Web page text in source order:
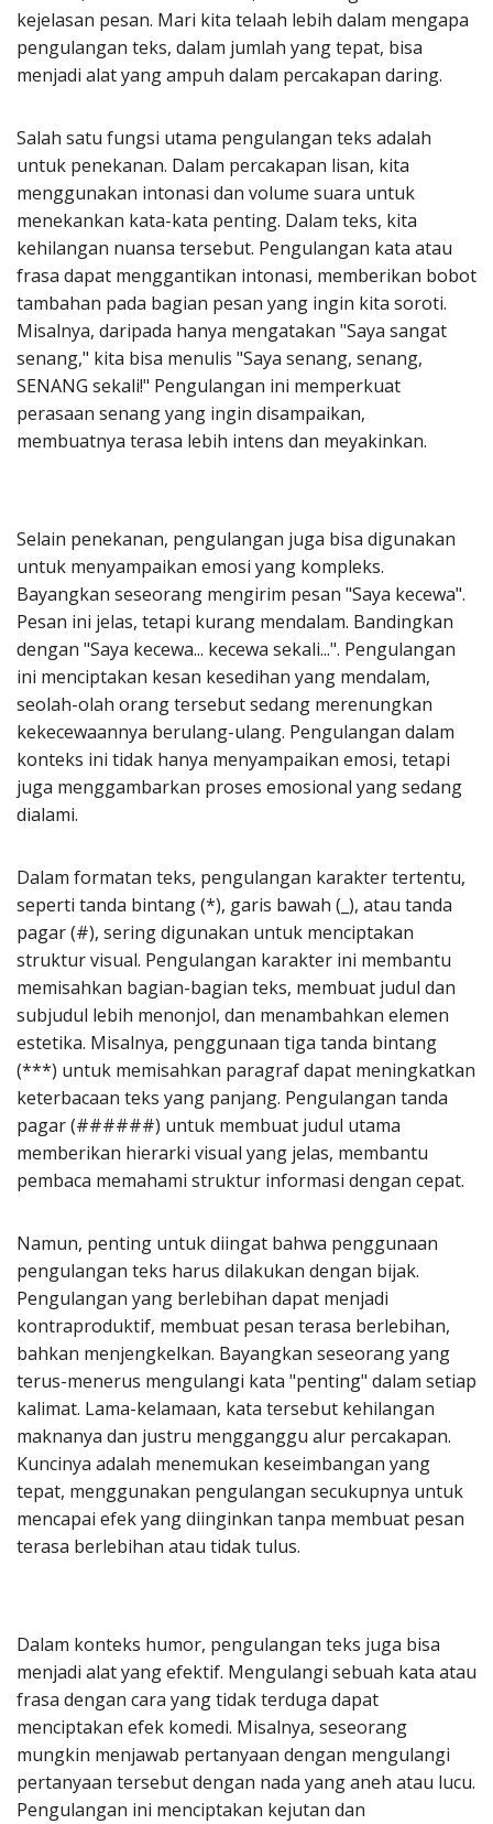
kejelasan pesan. Mari kita telaah lebih dalam mengapa
pengulangan teks, dalam jumlah yang tepat, bisa
menjadi alat yang ampuh dalam percakapan daring.
Salah satu fungsi utama pengulangan teks adalah
untuk penekanan. Dalam percakapan lisan, kita
menggunakan intonasi dan volume suara untuk
menekankan kata-kata penting. Dalam teks, kita
kehilangan nuansa tersebut. Pengulangan kata atau
frasa dapat menggantikan intonasi, memberikan bobot
tambahan pada bagian pesan yang ingin kita soroti.
Misalnya, daripada hanya mengatakan "Saya sangat
senang," kita bisa menulis "Saya senang, senang,
SENANG sekali!" Pengulangan ini memperkuat
perasaan senang yang ingin disampaikan,
membuatnya terasa lebih intens dan meyakinkan.
Selain penekanan, pengulangan juga bisa digunakan
untuk menyampaikan emosi yang kompleks.
Bayangkan seseorang mengirim pesan "Saya kecewa".
Pesan ini jelas, tetapi kurang mendalam. Bandingkan
dengan "Saya kecewa... kecewa sekali...". Pengulangan
ini menciptakan kesan kesedihan yang mendalam,
seolah-olah orang tersebut sedang merenungkan
kekecewaannya berulang-ulang. Pengulangan dalam
konteks ini tidak hanya menyampaikan emosi, tetapi
juga menggambarkan proses emosional yang sedang
dialami.
Dalam formatan teks, pengulangan karakter tertentu,
seperti tanda bintang (*), garis bawah (_), atau tanda
pagar (#), sering digunakan untuk menciptakan
struktur visual. Pengulangan karakter ini membantu
memisahkan bagian-bagian teks, membuat judul dan
subjudul lebih menonjol, dan menambahkan elemen
estetika. Misalnya, penggunaan tiga tanda bintang
(***) untuk memisahkan paragraf dapat meningkatkan
keterbacaan teks yang panjang. Pengulangan tanda
pagar (######) untuk membuat judul utama
memberikan hierarki visual yang jelas, membantu
pembaca memahami struktur informasi dengan cepat.
Namun, penting untuk diingat bahwa penggunaan
pengulangan teks harus dilakukan dengan bijak.
Pengulangan yang berlebihan dapat menjadi
kontraproduktif, membuat pesan terasa berlebihan,
bahkan menjengkelkan. Bayangkan seseorang yang
terus-menerus mengulangi kata "penting" dalam setiap
kalimat. Lama-kelamaan, kata tersebut kehilangan
maknanya dan justru mengganggu alur percakapan.
Kuncinya adalah menemukan keseimbangan yang
tepat, menggunakan pengulangan secukupnya untuk
mencapai efek yang diinginkan tanpa membuat pesan
terasa berlebihan atau tidak tulus.
Dalam konteks humor, pengulangan teks juga bisa
menjadi alat yang efektif. Mengulangi sebuah kata atau
frasa dengan cara yang tidak terduga dapat
menciptakan efek komedi. Misalnya, seseorang
mungkin menjawab pertanyaan dengan mengulangi
pertanyaan tersebut dengan nada yang aneh atau lucu.
Pengulangan ini menciptakan kejutan dan